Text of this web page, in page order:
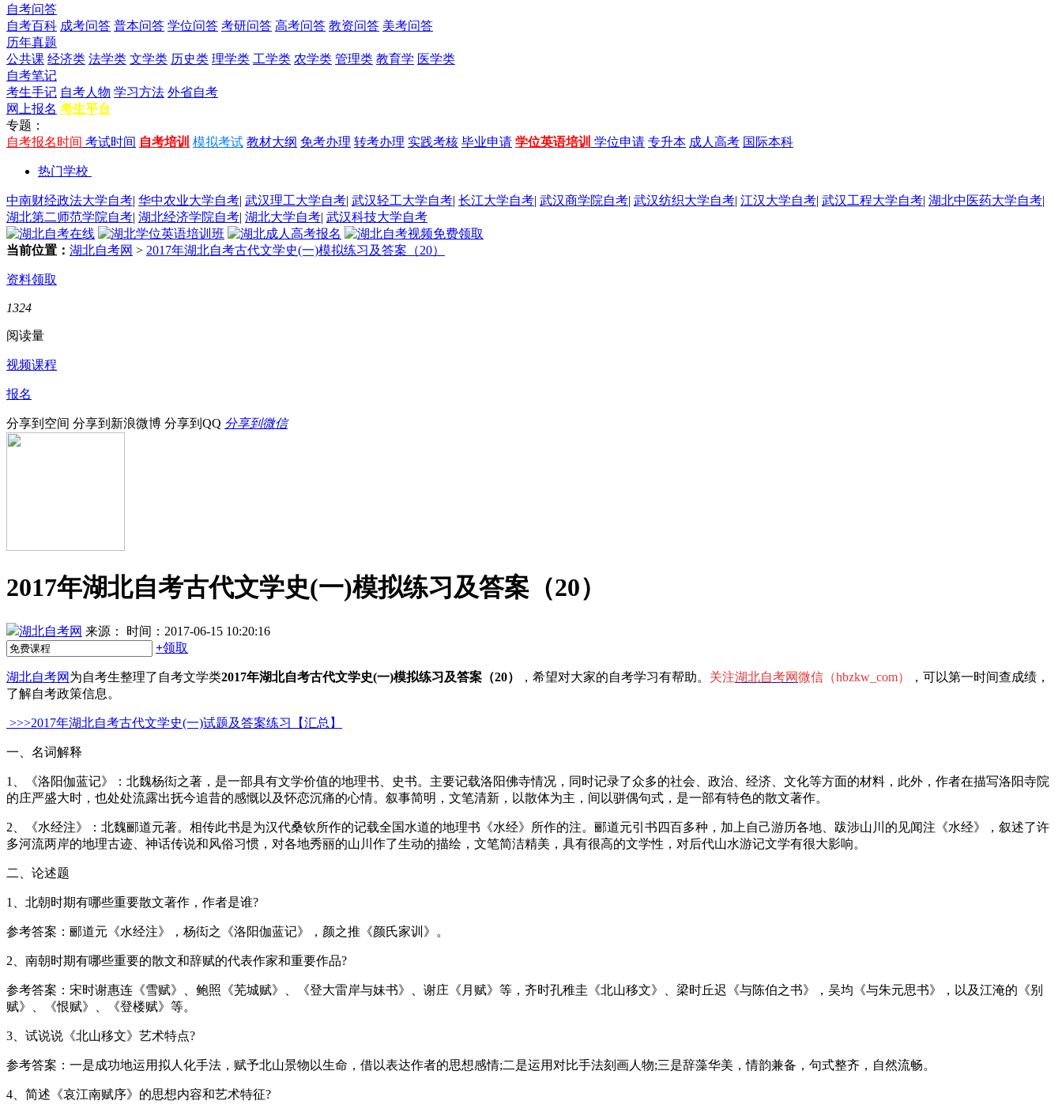
自考问答
自考百科 成考问答 普本问答 学位问答 考研问答 高考问答 教资问答 美考问答
历年真题
公共课 经济类 法学类 文学类 历史类 理学类 工学类 农学类 管理类 教育学 医学类
自考笔记
考生手记 自考人物 学习方法 外省自考
网上报名 考生平台
专题：
自考报名时间 考试时间 自考培训 模拟考试 教材大纲 免考办理 转考办理 实践考核 毕业申请 学位英语培训 学位申请 专升本 成人高考 国际本科
热门学校
中南财经政法大学自考| 华中农业大学自考| 武汉理工大学自考| 武汉轻工大学自考| 长江大学自考| 武汉商学院自考| 武汉纺织大学自考| 江汉大学自考| 武汉工程大学自考| 湖北中医药大学自考|
湖北第二师范学院自考| 湖北经济学院自考| 湖北大学自考| 武汉科技大学自考
当前位置： 湖北自考网 > 2017年湖北自考古代文学史(一)模拟练习及答案（20）
资料领取
1324
阅读量
视频课程
报名
分享到空间 分享到新浪微博 分享到QQ 分享到微信
2017年湖北自考古代文学史(一)模拟练习及答案（20）
湖北自考网 来源：
时间：2017-06-15 10:20:16
+领取
湖北自考网 为自考生整理了自考文学类2017年湖北自考古代文学史(一)模拟练习及答案（20） ，希望对大家的自考学习有帮助。 关注湖北自考网微信（hbzkw_com）
，可以第一时间查成绩，
了解自考政策信息。
>>>2017年湖北自考古代文学史(一)试题及答案练习【汇总】
一、名词解释
1、《洛阳伽蓝记》：北魏杨衒之著，是一部具有文学价值的地理书、史书。主要记载洛阳佛寺情况，同时记录了众多的社会、政治、经济、文化等方面的材料，此外，作者在描写洛阳寺院
的庄严盛大时，也处处流露出抚今追昔的感慨以及怀恋沉痛的心情。叙事简明，文笔清新，以散体为主，间以骈偶句式，是一部有特色的散文著作。
2、《水经注》：北魏郦道元著。相传此书是为汉代桑钦所作的记载全国水道的地理书《水经》所作的注。郦道元引书四百多种，加上自己游历各地、跋涉山川的见闻注《水经》，叙述了许
多河流两岸的地理古迹、神话传说和风俗习惯，对各地秀丽的山川作了生动的描绘，文笔简洁精美，具有很高的文学性，对后代山水游记文学有很大影响。
二、论述题
1、北朝时期有哪些重要散文著作，作者是谁?
参考答案：郦道元《水经注》，杨衒之《洛阳伽蓝记》，颜之推《颜氏家训》。
2、南朝时期有哪些重要的散文和辞赋的代表作家和重要作品?
参考答案：宋时谢惠连《雪赋》、鲍照《芜城赋》、《登大雷岸与妹书》、谢庄《月赋》等，齐时孔稚圭《北山移文》、梁时丘迟《与陈伯之书》，吴均《与朱元思书》，以及江淹的《别
赋》、《恨赋》、《登楼赋》等。
3、试说说《北山移文》艺术特点?
参考答案：一是成功地运用拟人化手法，赋予北山景物以生命，借以表达作者的思想感情;二是运用对比手法刻画人物;三是辞藻华美，情韵兼备，句式整齐，自然流畅。
4、简述《哀江南赋序》的思想内容和艺术特征?